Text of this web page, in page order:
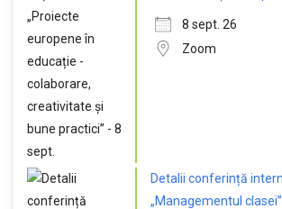
8 sept. 26
Zoom
Detalii conferință
„Managementul